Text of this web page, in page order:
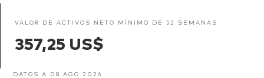
VALOR DE ACTIVOS NETO MÍNIMO DE 52 SEMANAS
357,25 US$
DATOS A 08 AGO 2026